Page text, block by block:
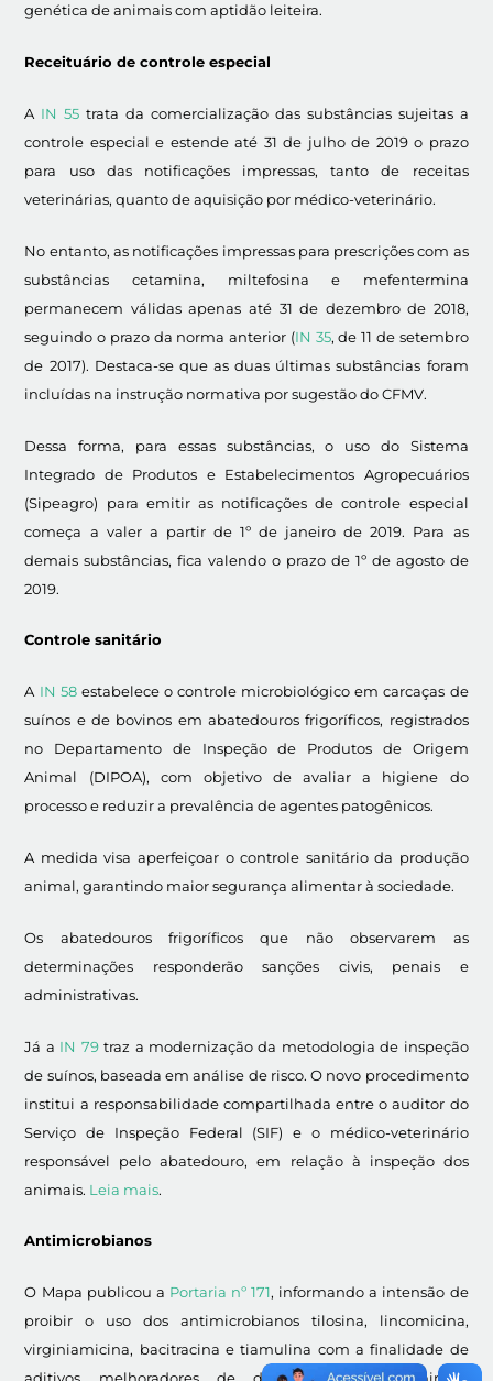
genética de animais com aptidão leiteira.
Receituário de controle especial
A IN 55 trata da comercialização das substâncias sujeitas a
controle especial e estende até 31 de julho de 2019 o prazo
para uso das notificações impressas, tanto de receitas
veterinárias, quanto de aquisição por médico-veterinário.
No entanto, as notificações impressas para prescrições com as
substâncias cetamina, miltefosina e mefentermina
permanecem válidas apenas até 31 de dezembro de 2018,
seguindo o prazo da norma anterior (IN 35, de 11 de setembro
de 2017). Destaca-se que as duas últimas substâncias foram
incluídas na instrução normativa por sugestão do CFMV.
Dessa forma, para essas substâncias, o uso do Sistema
Integrado de Produtos e Estabelecimentos Agropecuários
(Sipeagro) para emitir as notificações de controle especial
começa a valer a partir de 1º de janeiro de 2019. Para as
demais substâncias, fica valendo o prazo de 1º de agosto de
2019.
Controle sanitário
A IN 58estabelece o controle microbiológico em carcaças de
suínos e de bovinos em abatedouros frigoríficos, registrados
no Departamento de Inspeção de Produtos de Origem
Animal (DIPOA), com objetivo de avaliar a higiene do
processo e reduzir a prevalência de agentes patogênicos.
A medida visa aperfeiçoar o controle sanitário da produção
animal, garantindo maior segurança alimentar à sociedade.
Os abatedouros frigoríficos que não observarem as
determinações responderão sanções civis, penais e
administrativas.
Já a IN 79traz a modernização da metodologia de inspeção
de suínos, baseada em análise de risco. O novo procedimento
institui a responsabilidade compartilhada entre o auditor do
Serviço de Inspeção Federal (SIF) e o médico-veterinário
responsável pelo abatedouro, em relação à inspeção dos
animais. Leia mais.
Antimicrobianos
O Mapa publicou a Portaria nº 171, informando a intensão de
proibir o uso dos antimicrobianos tilosina, lincomicina,
virginiamicina, bacitracina e tiamulina com a finalidade de